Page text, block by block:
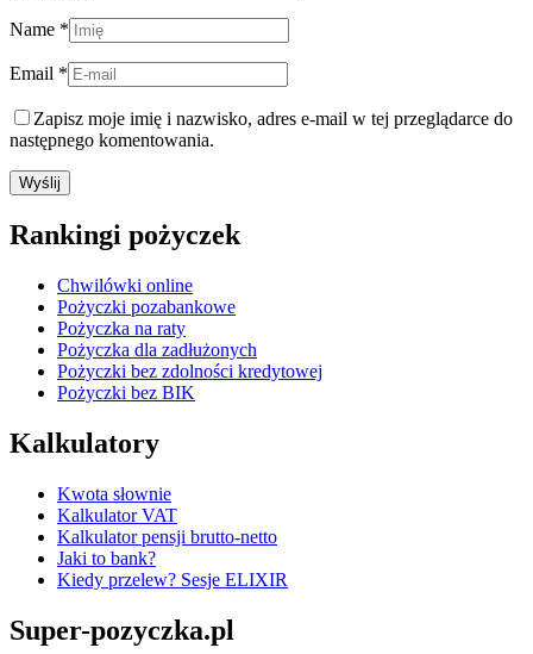
Name *
Email *
Zapisz moje imię i nazwisko, adres e-mail w tej przeglądarce do
następnego komentowania.
Rankingi pożyczek
Chwilówki online
Pożyczki pozabankowe
Pożyczka na raty
Pożyczka dla zadłużonych
Pożyczki bez zdolności kredytowej
Pożyczki bez BIK
Kalkulatory
Kwota słownie
Kalkulator VAT
Kalkulator pensji brutto-netto
Jaki to bank?
Kiedy przelew? Sesje ELIXIR
Super-pozyczka.pl